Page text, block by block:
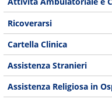
Ricoverarsi
Cartella Clinica
Assistenza Stranieri
Assistenza Religiosa in